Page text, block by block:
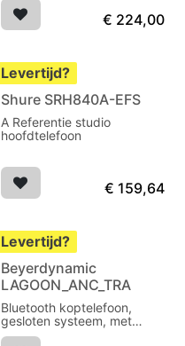
€ 224,00
Levertijd?
Shure SRH840A-EFS
A Referentie studio
hoofdtelefoon
€ 159,64
Levertijd?
Beyerdynamic
LAGOON_ANC_TRA
Bluetooth koptelefoon,
gesloten systeem, met
ANC, zwart